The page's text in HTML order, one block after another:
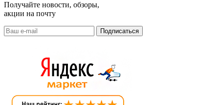
Получайте новости, обзоры,
акции на почту